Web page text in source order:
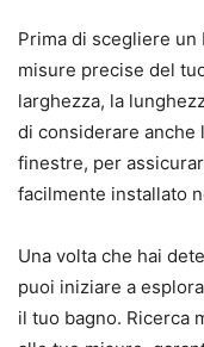
Prima di scegliere
misure precise del
larghezza, la
di considerare
finestre, per
facilmente installato
Una volta che hai
puoi iniziare a
il tuo bagno. Ricerca